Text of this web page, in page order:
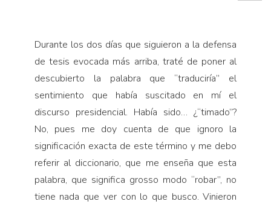
Durante los dos días que siguieron a la defensa
de tesis evocada más arriba, traté de poner al
descubierto la palabra que “traduciría” el
sentimiento que había suscitado en mí el
discurso presidencial. Había sido… ¿“timado”?
No, pues me doy cuenta de que ignoro la
significación exacta de este término y me debo
referir al diccionario, que me enseña que esta
palabra, que significa grosso modo “robar”, no
tiene nada que ver con lo que busco. Vinieron